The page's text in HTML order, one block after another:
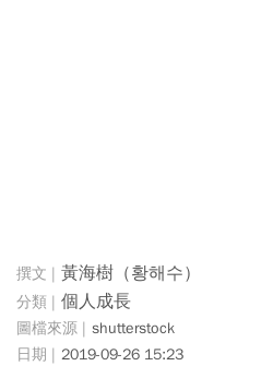
黃海樹（황해수）
個人成長
shutterstock
2019-09-26 15:23